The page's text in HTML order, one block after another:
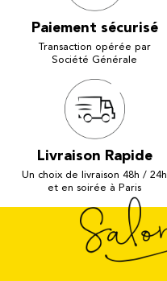
Paiement sécurisé
Transaction opérée par
Société Générale
Livraison Rapide
Un choix de livraison 48h / 24h
et en soirée à Paris